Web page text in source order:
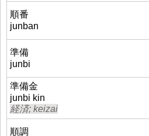
順番
junban
準備
junbi
準備金
junbi kin
経済; keizai
順調